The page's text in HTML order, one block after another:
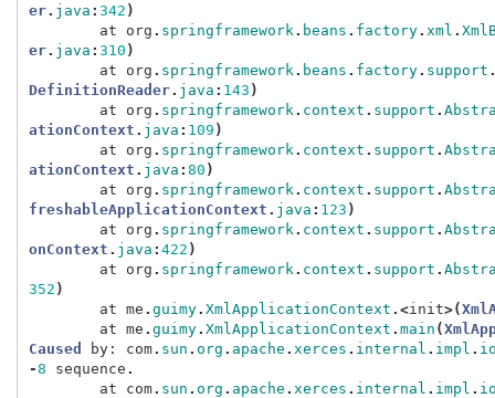
er. java : 342 )
at
org . springframework . beans . factory. xml .
er. java : 310 )
at
org . springframework . beans . factory. support
DefinitionReader. java : 143 )
at
org . springframework . context . support .
ationContext . java : 109 )
at
org . springframework . context . support .
ationContext . java : 80 )
at
org . springframework . context . support .
freshableApplicationContext . java : 123 )
at
org . springframework . context . support .
onContext . java : 422 )
at
org . springframework . context . support .
352 )
at me . guimy. XmlApplicationContext .<init>(
at me . guimy. XmlApplicationContext . main (
Caused
by: com. sun . org . apache . xerces . internal . impl .
-8 sequence .
at
com. sun . org . apache . xerces . internal . impl .